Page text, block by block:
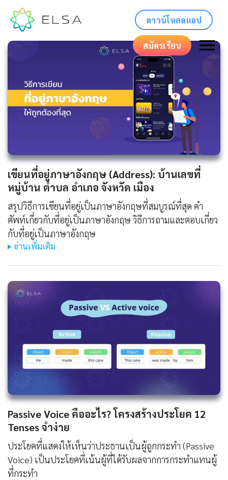
ดาวน์โหลดแอป
สมัครเรียน
เขียนที่อยู่ภาษาอังกฤษ (Address): บ้านเลขที่
หมู่บ้าน ตำบล อำเภอ จังหวัด เมือง
สรุปวิธีการเขียนที่อยู่เป็นภาษาอังกฤษที่สมบูรณ์ที่สุด คำ
ศัพท์เกี่ยวกับที่อยู่เป็นภาษาอังกฤษ วิธีการถามและตอบเกี่ยว
กับที่อยู่เป็นภาษาอังกฤษ
อ่านเพิ่มเติม
Passive Voice คืออะไร? โครงสร้างประโยค 12
Tenses จำง่าย
ประโยคที่แสดงให้เห็นว่าประธานเป็นผู้ถูกกระทำ (Passive
Voice) เป็นประโยคที่เน้นผู้ที่ได้รับผลจากการกระทำแทนผู้
ที่กระทำ